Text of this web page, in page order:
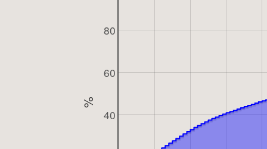
40
60
80
%